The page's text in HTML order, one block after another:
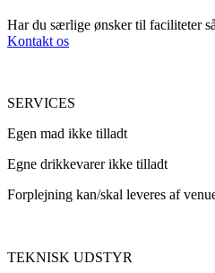
Har du særlige ønsker til faciliteter
Kontakt os
SERVICES
Egen mad ikke tilladt
Egne drikkevarer ikke tilladt
Forplejning kan/skal leveres af
TEKNISK UDSTYR